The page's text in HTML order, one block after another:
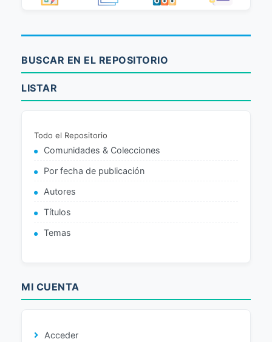
BUSCAR EN EL REPOSITORIO
LISTAR
Todo el Repositorio
Comunidades & Colecciones
Por fecha de publicación
Autores
Títulos
Temas
MI CUENTA
Acceder